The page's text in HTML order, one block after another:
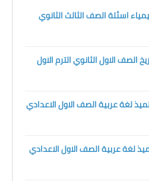
اسئلة الصف الثالث الثانوي
الصف الاول الثانوي الترم الاول
لغة عربية الصف الاول الاعدادي
لغة عربية الصف الاول الاعدادي